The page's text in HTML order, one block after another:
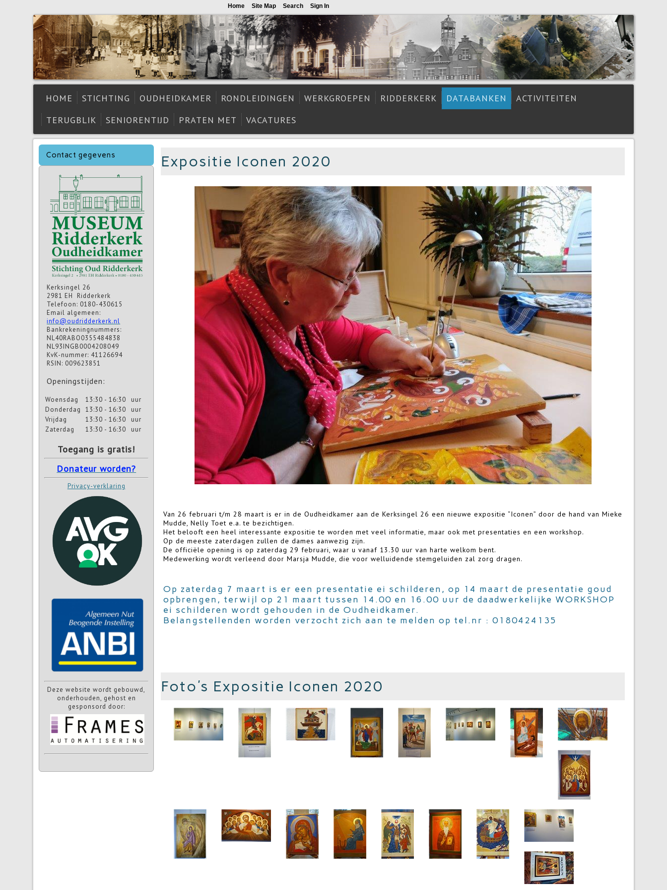
HOME STICHTING OUDHEIDKAMER RONDLEIDINGEN WERKGROEPEN RIDDERKERK DATABANKEN
ACTIVITEITEN
TERUGBLIK
SENIORENTIJD PRATEN MET VACATURES
Contact gegevens
Kerksingel 26
2981 EH Ridderkerk
Telefoon: 0180-430615
Email algemeen:
info@oudridderkerk.nl
Bankrekeningnummers:
NL40RABO0355484838
NL93INGB0004208049
KvK-nummer: 41126694
RSIN: 009623851
Openingstijden:
Woensdag 13:30 - 16:30
uur
Donderdag
13:30 - 16:30
uur
Vrijdag
13:30 - 16:30
uur
Zaterdag
13:30 - 16:30 uur
Toegang is gratis!
Donateur worden?
Privacy-verklaring
Deze website wordt gebouwd,
onderhouden, gehost en
gesponsord door:
Expositie Iconen 2020
Van 26 februari t/m 28 maart is er in de Oudheidkamer aan de Kerksingel 26 een nieuwe expositie “Iconen” door de hand van Mieke
Mudde, Nelly Toet e.a. te bezichtigen.
Het belooft een heel interessante expositie te worden met veel informatie, maar ook met presentaties en een workshop.
Op de meeste zaterdagen zullen de dames aanwezig zijn.
De officiële opening is op zaterdag 29 februari, waar u vanaf 13.30 uur van harte welkom bent.
Medewerking wordt verleend door Marsja Mudde, die voor welluidende stemgeluiden zal zorg dragen.
Op zaterdag 7 maart is er een presentatie ei schilderen, op 14 maart de presentatie goud
opbrengen, terwijl op 21 maart tussen 14.00 en 16.00 uur de daadwerkelijke WORKSHOP
ei schilderen wordt gehouden in de Oudheidkamer.
Belangstellenden worden verzocht zich aan te melden op tel.nr : 0180424135
Foto's Expositie Iconen 2020
Home Site Map Search Sign In